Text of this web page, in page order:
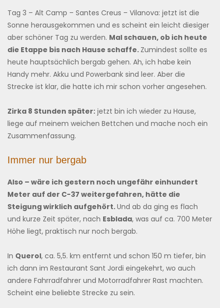
Tag 3 – Alt Camp – Santes Creus – Vilanova: jetzt ist die
Sonne herausgekommen und es scheint ein leicht diesiger
aber schöner Tag zu werden. Mal schauen, ob ich heute
die Etappe bis nach Hause schaffe. Zumindest sollte es
heute hauptsächlich bergab gehen. Ah, ich habe kein
Handy mehr. Akku und Powerbank sind leer. Aber die
Strecke ist klar, die hatte ich mir schon vorher angesehen.
Zirka 8 Stunden später: jetzt bin ich wieder zu Hause,
liege auf meinem weichen Bettchen und mache noch ein
Zusammenfassung.
Immer nur bergab
Also – wäre ich gestern noch ungefähr einhundert
Meter auf der C-37 weitergefahren, hätte die
Steigung wirklich aufgehört.Und ab da ging es flach
und kurze Zeit später, nach Esblada, was auf ca. 700 Meter
Höhe liegt, praktisch nur noch bergab.
In Querol, ca. 5,5. km entfernt und schon 150 m tiefer, bin
ich dann im Restaurant Sant Jordi eingekehrt, wo auch
andere Fahrradfahrer und Motorradfahrer Rast machten.
Scheint eine beliebte Strecke zu sein.